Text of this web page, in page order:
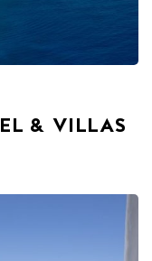
& VILLAS